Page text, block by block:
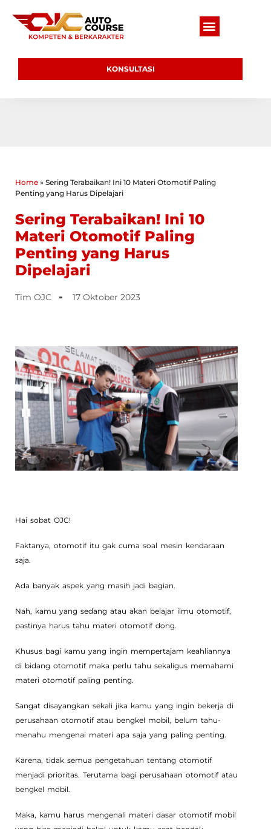
KONSULTASI
Home » Sering Terabaikan! Ini 10 Materi Otomotif Paling
Penting yang Harus Dipelajari
Sering Terabaikan! Ini 10
Materi Otomotif Paling
Penting yang Harus
Dipelajari
Tim OJC 17 Oktober 2023
Hai sobat OJC!
Faktanya, otomotif itu gak cuma soal mesin kendaraan
saja.
Ada banyak aspek yang masih jadi bagian.
Nah, kamu yang sedang atau akan belajar ilmu otomotif,
pastinya harus tahu materi otomotif dong.
Khusus bagi kamu yang ingin mempertajam keahliannya
di bidang otomotif maka perlu tahu sekaligus memahami
materi otomotif paling penting.
Sangat disayangkan sekali jika kamu yang ingin bekerja di
perusahaan otomotif atau bengkel mobil, belum tahu-
menahu mengenai materi apa saja yang paling penting.
Karena, tidak semua pengetahuan tentang otomotif
menjadi prioritas. Terutama bagi perusahaan otomotif atau
bengkel mobil.
Maka, kamu harus mengenali materi dasar otomotif mobil